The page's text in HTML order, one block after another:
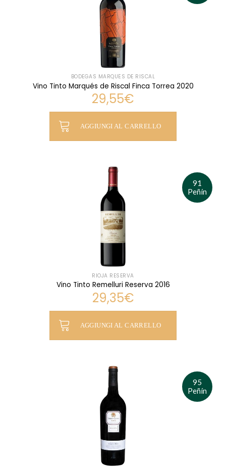
BODEGAS MARQUÉS DE RISCAL
Vino Tinto Marqués de Riscal Finca Torrea 2020
29,55€
AGGIUNGI AL CARRELLO
91
Peñín
RIOJA RESERVA
Vino Tinto Remelluri Reserva 2016
29,35€
AGGIUNGI AL CARRELLO
95
Peñín